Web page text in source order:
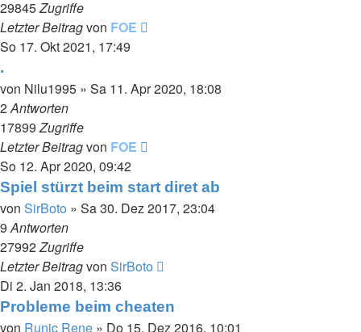
29845Zugriffe
Letzter Beitragvon FOE
So 17. Okt 2021, 17:49
.
von Nilu1995 » Sa 11. Apr 2020, 18:08
2Antworten
17899Zugriffe
Letzter Beitragvon FOE
So 12. Apr 2020, 09:42
Spiel stürzt beim start diret ab
von SirBoto » Sa 30. Dez 2017, 23:04
9Antworten
27992Zugriffe
Letzter Beitragvon SirBoto
Di 2. Jan 2018, 13:36
Probleme beim cheaten
von Runic Rene » Do 15. Dez 2016, 10:01